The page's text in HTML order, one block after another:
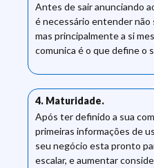
Antes de sair anunciando
é necessário entender não
mas principalmente a si
comunica é o que define o
4. Maturidade.
Após ter definido a sua
primeiras informações de
seu negócio esta pronto
escalar, e aumentar